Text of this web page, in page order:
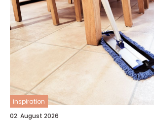
inspiration
02. August 2026